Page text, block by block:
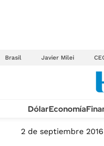
Brasil Javier Milei
MÉXICO
DólarEconomía
2 de septiembre